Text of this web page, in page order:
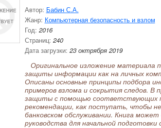
Автор: Бабин С.А.
Жанр: Компьютерная безопасность и взлом
Год: 2016
Страниц: 240
Дата загрузки: 23 октрября 2019
Оригинальное изложение материала
защиты информации как на личных
Описаны основные принципы подбора
примеров взлома и сокрытия следов.
защиты с помощью соответствующих
рекомендации, как поступать, чтобы
банковском обслуживании. Книга
руководства для начальной